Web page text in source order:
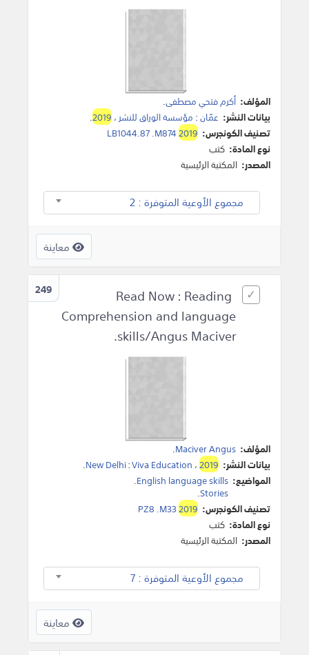
المؤلف: أكرم فتحي مصطفى.
بيانات النشر: عمّان: مؤسسة الوراق للنشر ،2019
.
تصنيف الكونجرس:
LB1044.87 .M8742019
نوع المادة: كتب
المصدر: المكتبة الرئيسية
مجموع الأوعية المتوفرة : 2
معاينة
249
Read Now : Reading
Comprehension and language
skills/Angus Maciver.
المؤلف: Maciver Angus
.
بيانات النشر:
New Delhi:Viva Education ،2019
.
المواضيع: English language skills
.
Stories
.
تصنيف الكونجرس:
PZ8 .M332019
نوع المادة: كتب
المصدر: المكتبة الرئيسية
مجموع الأوعية المتوفرة : 7
معاينة